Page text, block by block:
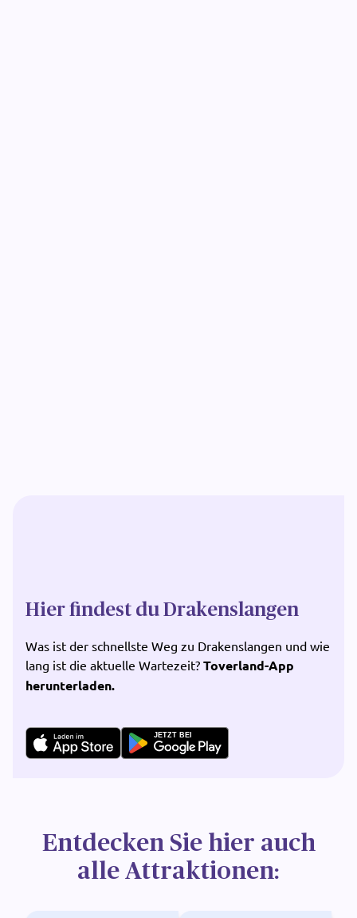
Hier findest du Drakenslangen
Was ist der schnellste Weg zu Drakenslangen und wie
lang ist die aktuelle Wartezeit? Toverland-App
herunterladen.
JETZT BEI
Entdecken Sie hier auch
alle Attraktionen: